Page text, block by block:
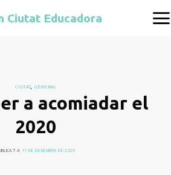
Ciutat Educadora
CIUTAT, GENERAL
a acomiadar el
2020
A 17 DE DESEMBRE DE 2020